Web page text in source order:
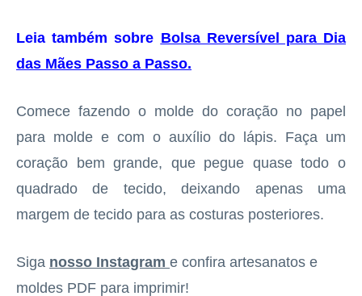
Leia também sobre Bolsa Reversível para Dia
das Mães Passo a Passo.
Comece fazendo o molde do coração no papel
para molde e com o auxílio do lápis. Faça um
coração bem grande, que pegue quase todo o
quadrado de tecido, deixando apenas uma
margem de tecido para as costuras posteriores.
Siga nosso Instagram e confira artesanatos e
moldes PDF para imprimir!